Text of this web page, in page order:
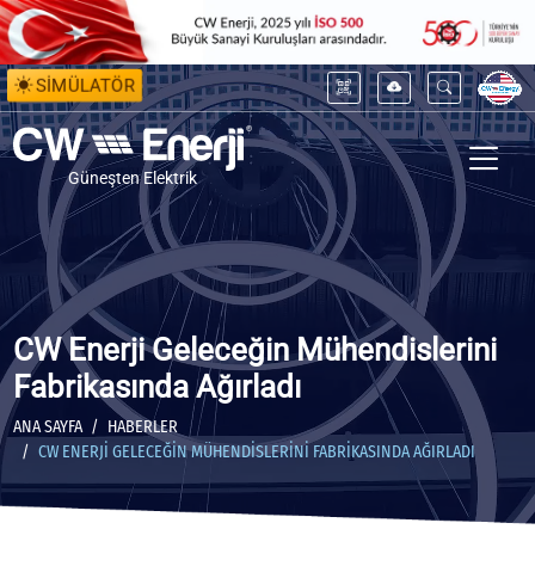
SİMÜLATÖR
Güneşten Elektrik
CW Enerji Geleceğin Mühendislerini
Fabrikasında Ağırladı
ANA SAYFA
HABERLER
CW ENERJI GELECEĞIN MÜHENDISLERINI FABRIKASINDA AĞIRLADI